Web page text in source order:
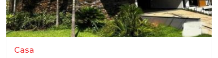
Casa